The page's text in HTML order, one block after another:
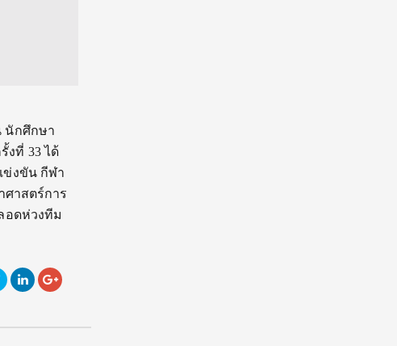
นักศึกษา
งที่ 33 ได้
ข่งขัน กีฬา
ศาสตร์การ
อดห่วงทีม